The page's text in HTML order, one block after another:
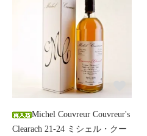
Michel Couvreur Couvreur's
Clearach 21-24 ミシェル・クー